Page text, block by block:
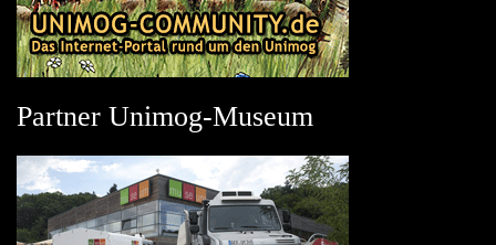
Partner Unimog-Museum